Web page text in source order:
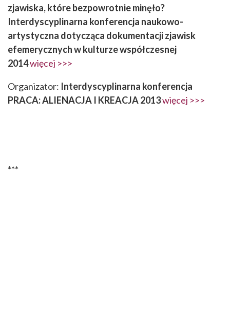
zjawiska, które bezpowrotnie minęło?
Interdyscyplinarna konferencja naukowo-
artystyczna dotycząca dokumentacji zjawisk
efemerycznych w kulturze współczesnej
2014więcej >>>
Organizator: Interdyscyplinarna konferencja
PRACA: ALIENACJA I KREACJA 2013więcej >>>
***